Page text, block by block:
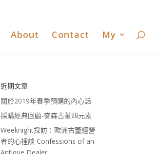
About Contact My
近期文章
關於2019年春季預購的內心話
採購經典回顧-麥森古董四元素
Weeknight採訪：歐洲古董經營
者的心裡談 Confessions of an